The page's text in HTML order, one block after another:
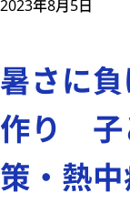
2023年8月5日
暑さに
作り 子
策・熱